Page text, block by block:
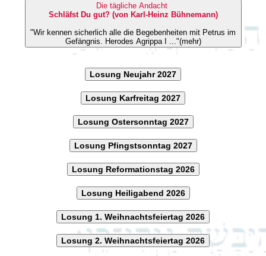
Die tägliche Andacht
Schläfst Du gut? (von Karl-Heinz Bühnemann)
"Wir kennen sicherlich alle die Begebenheiten mit Petrus im
Gefängnis. Herodes Agrippa I ..."(mehr)
Losung Neujahr 2027
Losung Karfreitag 2027
Losung Ostersonntag 2027
Losung Pfingstsonntag 2027
Losung Reformationstag 2026
Losung Heiligabend 2026
Losung 1. Weihnachtsfeiertag 2026
Losung 2. Weihnachtsfeiertag 2026